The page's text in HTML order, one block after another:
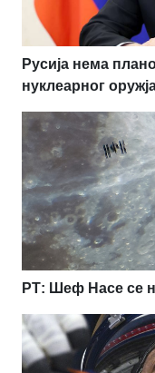
Русија нема
нуклеарног
РТ: Шеф Насе се